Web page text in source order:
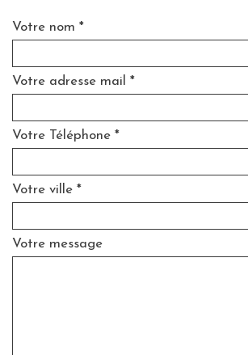
Votre nom *
Votre adresse mail *
Votre Téléphone *
Votre ville *
Votre message